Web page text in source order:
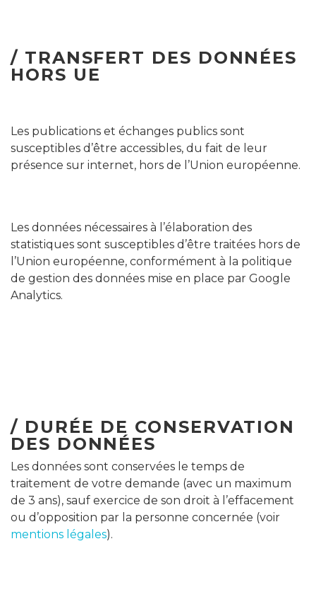
/ TRANSFERT DES DONNÉES
HORS UE
Les publications et échanges publics sont
susceptibles d’être accessibles, du fait de leur
présence sur internet, hors de l’Union européenne.
Les données nécessaires à l’élaboration des
statistiques sont susceptibles d’être traitées hors de
l’Union européenne, conformément à la politique
de gestion des données mise en place par Google
Analytics.
/ DURÉE DE CONSERVATION
DES DONNÉES
Les données sont conservées le temps de
traitement de votre demande (avec un maximum
de 3 ans), sauf exercice de son droit à l’effacement
ou d’opposition par la personne concernée (voir
mentions légales).